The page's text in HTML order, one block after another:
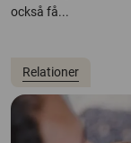
också få...
Relationer